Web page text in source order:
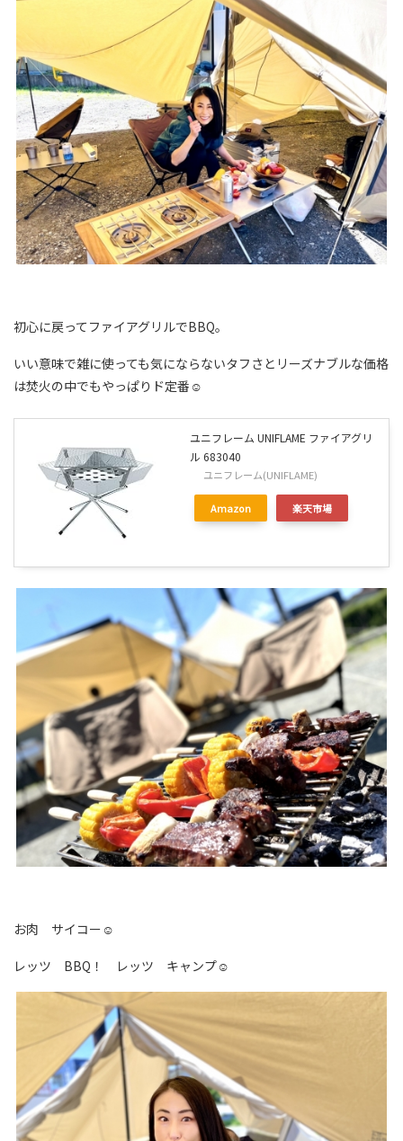
初心に戻ってファイアグリルでBBQ。
いい意味で雑に使っても気にならないタフさとリーズナブルな価格
は焚火の中でもやっぱりド定番☺
ユニフレーム UNIFLAME ファイアグリ
ル 683040
ユニフレーム(UNIFLAME)
Amazon 楽天市場
お肉 サイコー☺
レッツ BBQ！ レッツ キャンプ☺